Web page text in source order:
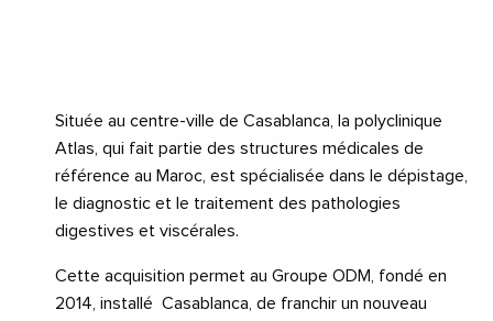
Située au centre-ville de Casablanca, la polyclinique
Atlas, qui fait partie des structures médicales de
référence au Maroc, est spécialisée dans le dépistage,
le diagnostic et le traitement des pathologies
digestives et viscérales.
Cette acquisition permet au Groupe ODM, fondé en
2014, installé Casablanca, de franchir un nouveau